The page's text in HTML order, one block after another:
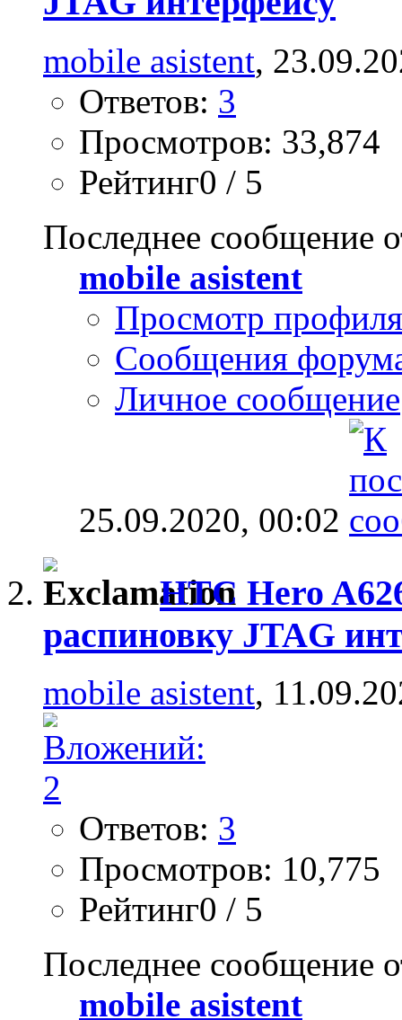
mobile asistent,
Ответов: 3
Просмотров: 33,874
Рейтинг0 / 5
Последнее сообщение
mobile asistent
Просмотр профиля
Сообщения
Личное сообщение
25.09.2020, 00:02
HTC Hero
распиновку JTAG
mobile asistent,
Ответов: 3
Просмотров: 10,775
Рейтинг0 / 5
Последнее сообщение
mobile asistent